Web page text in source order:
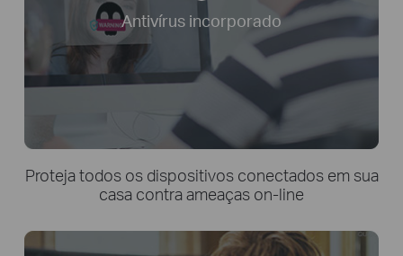
Antivírus incorporado
Proteja todos os dispositivos conectados em sua
casa contra ameaças on-line